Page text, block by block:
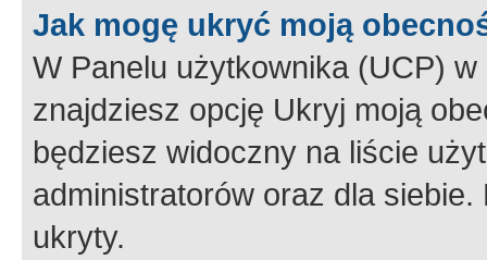
Jak mogę ukryć moją
W Panelu użytkownika (UCP) w
znajdziesz opcję Ukryj moją
będziesz widoczny na liście
administratorów oraz dla
ukryty.